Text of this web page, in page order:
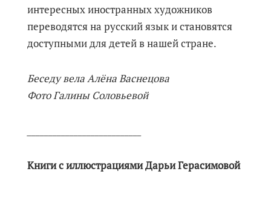
интересных иностранных художников
переводятся на русский язык и становятся
доступными для детей в нашей стране.
Беседу вела Алёна Васнецова
Фото Галины Соловьевой
Книги с иллюстрациями Дарьи Герасимовой